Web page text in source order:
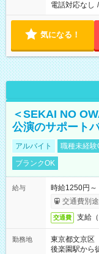
電話対応なし /
気になる！
＜SEKAI NO
公演のサポート
アルバイト 職種未経験
ブランクOK
給与
時給1250円～
交通費別
交通費 支給
勤務地
東京都文京区
後楽園駅から